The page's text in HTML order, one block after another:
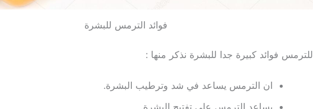
فوائد الترمس للبشرة
للترمس فوائد كبيرة جدا للبشرة نذكر منها :
ان الترمس يساعد في شد وترطيب البشرة.
يساعد الترمس على تفتيح البشرة.